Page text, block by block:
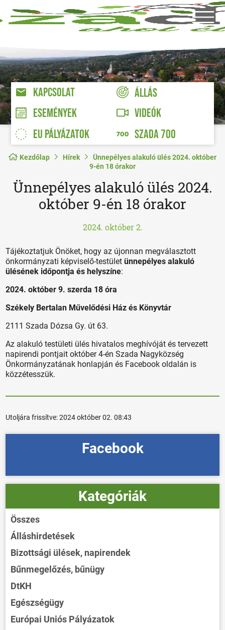
KAPCSOLAT
ÁLLÁS
ESEMÉNYEK
VIDEÓK
EU PÁLYÁZATOK
SZADA 700
Kezdőlap Hírek
Ünnepélyes alakuló ülés 2024. október
9-én 18 órakor
Ünnepélyes alakuló ülés 2024.
október 9-én 18 órakor
2024. október 2.
Tájékoztatjuk Önöket, hogy az újonnan megválasztott
önkormányzati képviselő-testületünnepélyes alakuló
ülésének időpontja és helyszíne:
2024. október 9. szerda 18 óra
Székely Bertalan Művelődési Ház és Könyvtár
2111 Szada Dózsa Gy. út 63.
Az alakuló testületi ülés hivatalos meghívóját és tervezett
napirendi pontjait október 4-én Szada Nagyközség
Önkormányzatának honlapján és Facebook oldalán is
közzétesszük.
Utoljára frissítve:2024 október 02. 08:43
Facebook
Kategóriák
Összes
Álláshirdetések
Bizottsági ülések, napirendek
Bűnmegelőzés, bűnügy
DtKH
Egészségügy
Európai Uniós Pályázatok